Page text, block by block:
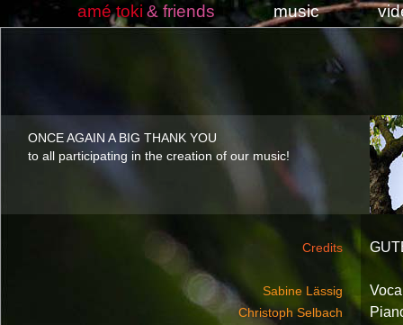
amé toki & friends music
ONCE AGAIN A BIG THANK YOU
to all participating in the creation of our music!
Credits
Sabine Lässig
Christoph Selbach